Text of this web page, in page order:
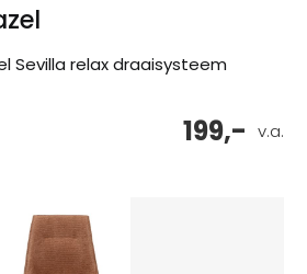
Sevilla relax draaisysteem
v.a.
199,-